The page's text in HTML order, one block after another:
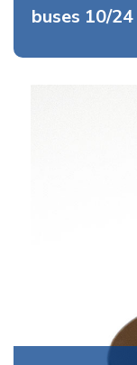
buses 10/